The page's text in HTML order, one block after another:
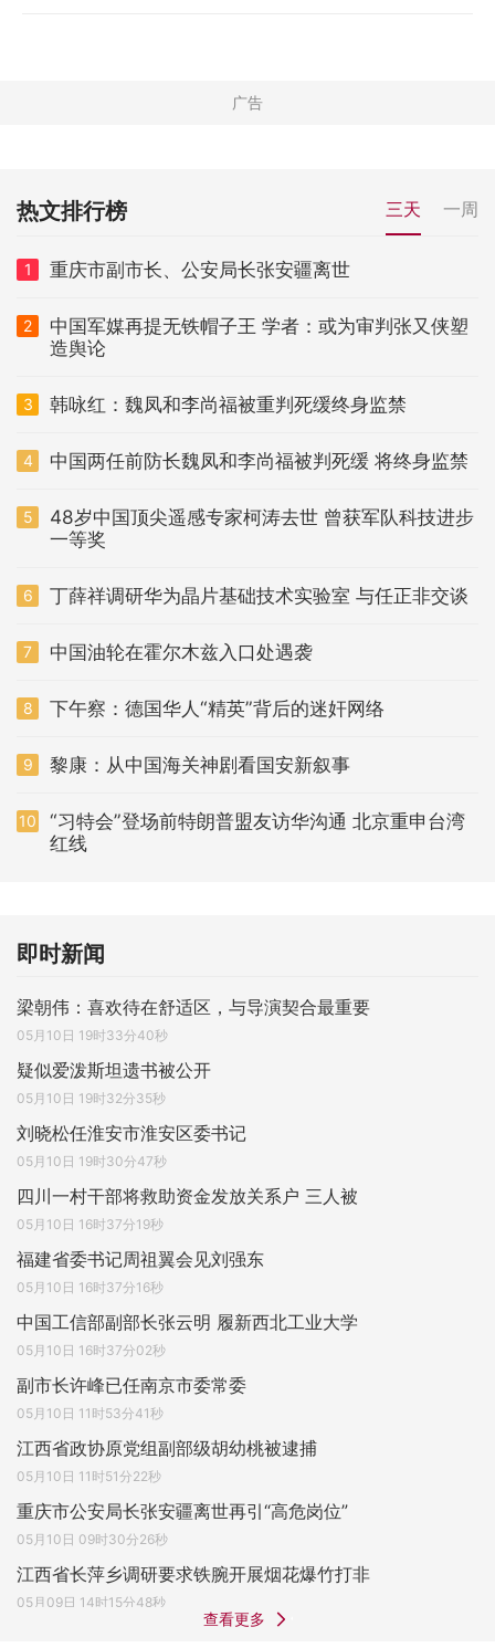
热文排行榜 三天 一周
1 重庆市副市长、公安局长张安疆离世
2
中国军媒再提无铁帽子王 学者：或为审判张又侠塑
造舆论
3 韩咏红：魏凤和李尚福被重判死缓终身监禁
4 中国两任前防长魏凤和李尚福被判死缓 将终身监禁
5
48岁中国顶尖遥感专家柯涛去世 曾获军队科技进步
一等奖
6 丁薛祥调研华为晶片基础技术实验室 与任正非交谈
7 中国油轮在霍尔木兹入口处遇袭
8 下午察：德国华人“精英”背后的迷奸网络
9 黎康：从中国海关神剧看国安新叙事
10
“习特会”登场前特朗普盟友访华沟通 北京重申台湾
红线
即时新闻
梁朝伟：喜欢待在舒适区，与导演契合最重要
05月10日 19时33分40秒
疑似爱泼斯坦遗书被公开
05月10日 19时32分35秒
刘晓松任淮安市淮安区委书记
05月10日 19时30分47秒
四川一村干部将救助资金发放关系户 三人被
05月10日 16时37分19秒
福建省委书记周祖翼会见刘强东
05月10日 16时37分16秒
中国工信部副部长张云明 履新西北工业大学
05月10日 16时37分02秒
副市长许峰已任南京市委常委
05月10日 11时53分41秒
江西省政协原党组副部级胡幼桃被逮捕
05月10日 11时51分22秒
重庆市公安局长张安疆离世再引“高危岗位”
05月10日 09时30分26秒
江西省长萍乡调研要求铁腕开展烟花爆竹打非
05月09日 14时15分48秒
查看更多